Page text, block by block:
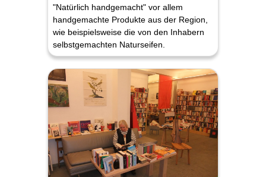
"Natürlich handgemacht" vor allem
handgemachte Produkte aus der Region,
wie beispielsweise die von den Inhabern
selbstgemachten Naturseifen.